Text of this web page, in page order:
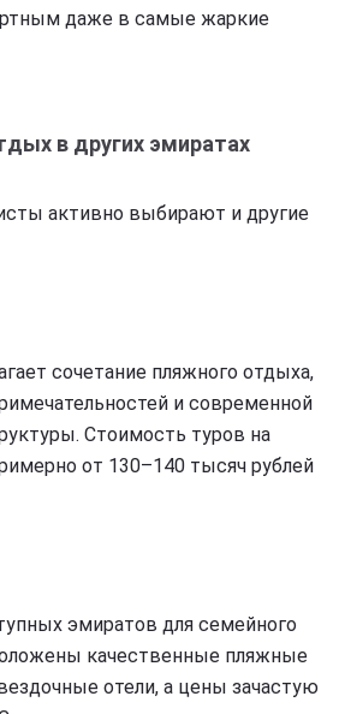
даже в самые жаркие
в других эмиратах
активно выбирают и другие
сочетание пляжного отдыха,
и современной
Стоимость туров на
от 130–140 тысяч рублей
эмиратов для семейного
качественные пляжные
отели, а цены зачастую